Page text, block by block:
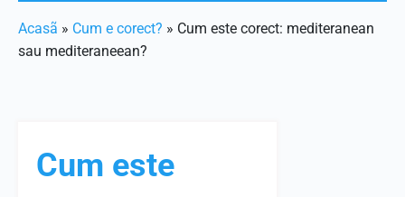
Acasã » Cum e corect? » Cum este corect: mediteranean
sau mediteraneean?
Cum este